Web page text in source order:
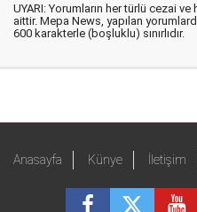
UYARI: Yorumların her türlü cezai
aittir. Mepa News, yapılan
600 karakterle (boşluklu) sınırlıdır.
Anasayfa Künye İletişim